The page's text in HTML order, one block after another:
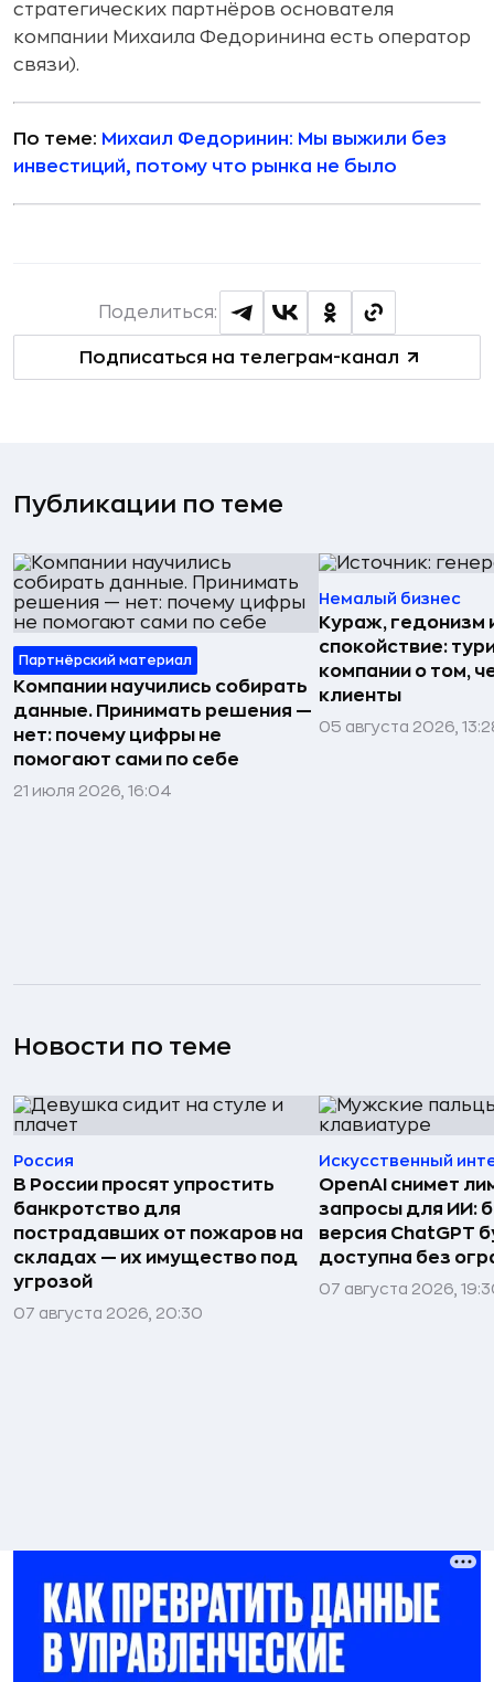
стратегических партнёров основателя
компании Михаила Федоринина есть оператор
связи).
По теме: Михаил Федоринин: Мы выжили без
инвестиций, потому что рынка не было
Подписаться на телеграм-канал
Поделиться:
Публикации по теме
Партнёрский материал
Компании научились собирать
данные. Принимать решения —
нет: почему цифры не
помогают сами по себе
21 июля 2026, 16:04
Немалый бизнес
Кураж, гедонизм
спокойствие:
компании о том,
клиенты
05 августа 2026,
Новости по теме
Россия
В России просят упростить
банкротство для
пострадавших от пожаров на
складах — их имущество под
угрозой
07 августа 2026, 20:30
Искусственный
OpenAI снимет
запросы для ИИ:
версия ChatGPT
доступна без
07 августа 2026,